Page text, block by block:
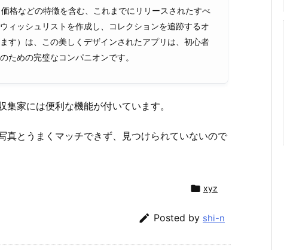
格などの特徴を含む、これまでにリリースされたすべ
ィッシュリストを作成し、コレクションを追跡するオ
す）は、この美しくデザインされたアプリは、初心者
ための完璧なコンパニオンです。
家には便利な機能が付いています。
真とうまくマッチできず、見つけられていないので
 xyz
 Posted by shi-n